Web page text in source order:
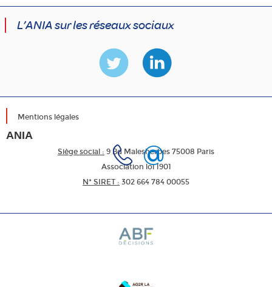
L’ANIA sur les réseaux sociaux
Mentions légales
ANIA
Siège social : 9 Bd Malesherbes 75008 Paris
Association loi 1901
N* SIRET : 302 664 784 00055